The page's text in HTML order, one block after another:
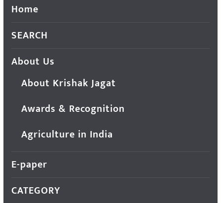
Home
SEARCH
About Us
About Krishak Jagat
Awards & Recognition
Agriculture in India
E-paper
CATEGORY